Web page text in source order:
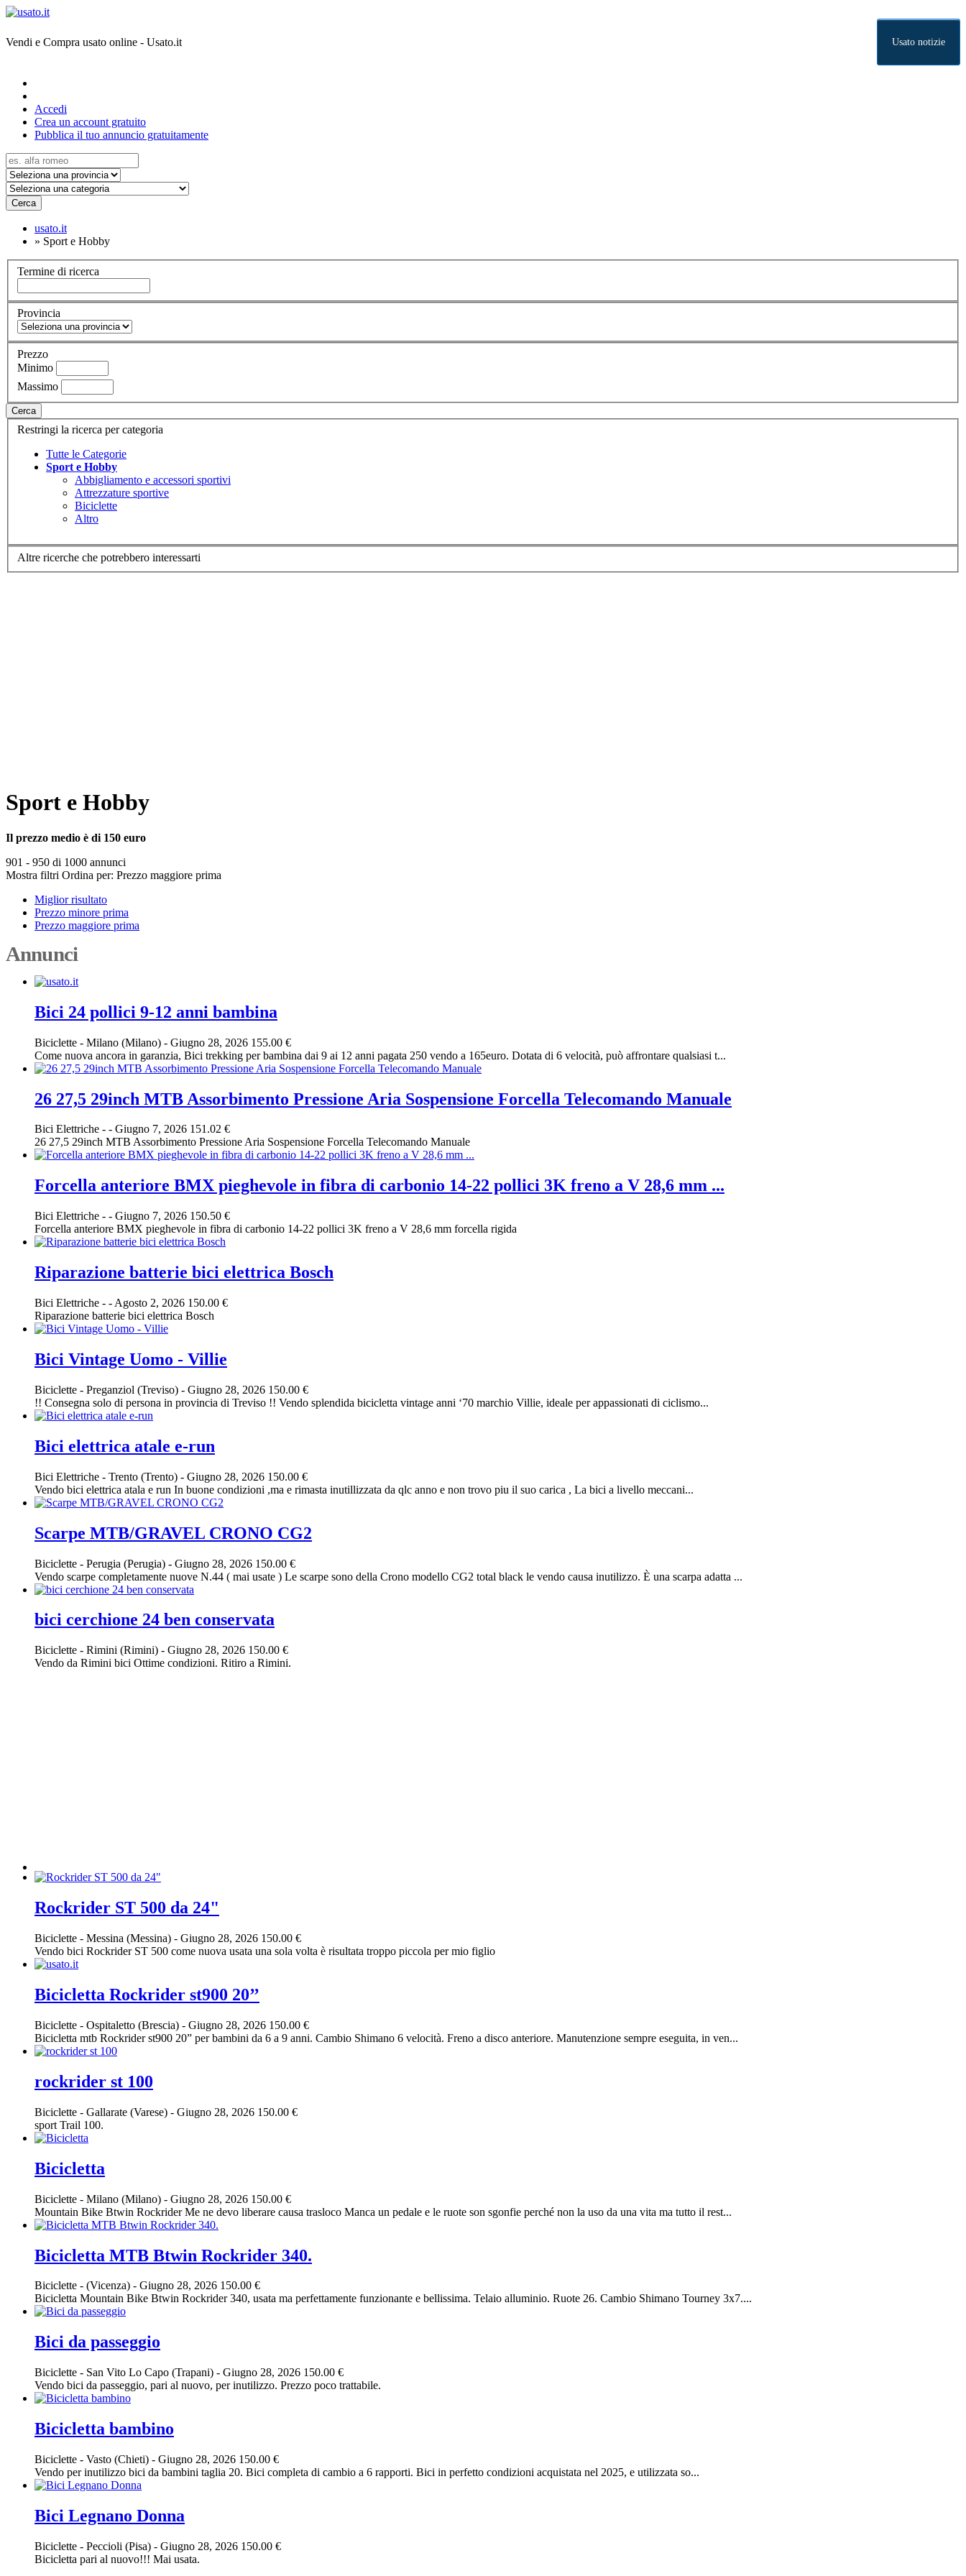
Vendi e Compra usato online - Usato.it Usato notizie
Accedi
Crea un account gratuito
Pubblica il tuo annuncio gratuitamente
Cerca
usato.it
» Sport e Hobby
Termine di ricerca
Provincia
Prezzo
Minimo
Massimo
Cerca
Restringi la ricerca per categoria
Tutte le Categorie
Sport e Hobby
Abbigliamento e accessori sportivi
Attrezzature sportive
Biciclette
Altro
Altre ricerche che potrebbero interessarti
Sport e Hobby
Il prezzo medio è di 150 euro
901 - 950 di 1000 annunci
Mostra filtri Ordina per: Prezzo maggiore prima
Miglior risultato
Prezzo minore prima
Prezzo maggiore prima
Annunci
Bici 24 pollici 9-12 anni bambina
Biciclette - Milano (Milano) - Giugno 28, 2026 155.00 €
Come nuova ancora in garanzia, Bici trekking per bambina dai 9 ai 12 anni pagata 250 vendo a 165euro. Dotata di 6 velocità, può affrontare qualsiasi t...
26 27,5 29inch MTB Assorbimento Pressione Aria Sospensione Forcella Telecomando Manuale
Bici Elettriche - - Giugno 7, 2026 151.02 €
26 27,5 29inch MTB Assorbimento Pressione Aria Sospensione Forcella Telecomando Manuale
Forcella anteriore BMX pieghevole in fibra di carbonio 14-22 pollici 3K freno a V 28,6 mm ...
Bici Elettriche - - Giugno 7, 2026 150.50 €
Forcella anteriore BMX pieghevole in fibra di carbonio 14-22 pollici 3K freno a V 28,6 mm forcella rigida
Riparazione batterie bici elettrica Bosch
Bici Elettriche - - Agosto 2, 2026 150.00 €
Riparazione batterie bici elettrica Bosch
Bici Vintage Uomo - Villie
Biciclette - Preganziol (Treviso) - Giugno 28, 2026 150.00 €
!! Consegna solo di persona in provincia di Treviso !! Vendo splendida bicicletta vintage anni ‘70 marchio Villie, ideale per appassionati di ciclismo...
Bici elettrica atale e-run
Bici Elettriche - Trento (Trento) - Giugno 28, 2026 150.00 €
Vendo bici elettrica atala e run In buone condizioni ,ma e rimasta inutillizzata da qlc anno e non trovo piu il suo carica , La bici a livello meccani...
Scarpe MTB/GRAVEL CRONO CG2
Biciclette - Perugia (Perugia) - Giugno 28, 2026 150.00 €
Vendo scarpe completamente nuove N.44 ( mai usate ) Le scarpe sono della Crono modello CG2 total black le vendo causa inutilizzo. È una scarpa adatta ...
bici cerchione 24 ben conservata
Biciclette - Rimini (Rimini) - Giugno 28, 2026 150.00 €
Vendo da Rimini bici Ottime condizioni. Ritiro a Rimini.
Rockrider ST 500 da 24"
Biciclette - Messina (Messina) - Giugno 28, 2026 150.00 €
Vendo bici Rockrider ST 500 come nuova usata una sola volta è risultata troppo piccola per mio figlio
Bicicletta Rockrider st900 20’’
Biciclette - Ospitaletto (Brescia) - Giugno 28, 2026 150.00 €
Bicicletta mtb Rockrider st900 20” per bambini da 6 a 9 anni. Cambio Shimano 6 velocità. Freno a disco anteriore. Manutenzione sempre eseguita, in ven...
rockrider st 100
Biciclette - Gallarate (Varese) - Giugno 28, 2026 150.00 €
sport Trail 100.
Bicicletta
Biciclette - Milano (Milano) - Giugno 28, 2026 150.00 €
Mountain Bike Btwin Rockrider Me ne devo liberare causa trasloco Manca un pedale e le ruote son sgonfie perché non la uso da una vita ma tutto il rest...
Bicicletta MTB Btwin Rockrider 340.
Biciclette - (Vicenza) - Giugno 28, 2026 150.00 €
Bicicletta Mountain Bike Btwin Rockrider 340, usata ma perfettamente funzionante e bellissima. Telaio alluminio. Ruote 26. Cambio Shimano Tourney 3x7....
Bici da passeggio
Biciclette - San Vito Lo Capo (Trapani) - Giugno 28, 2026 150.00 €
Vendo bici da passeggio, pari al nuovo, per inutilizzo. Prezzo poco trattabile.
Bicicletta bambino
Biciclette - Vasto (Chieti) - Giugno 28, 2026 150.00 €
Vendo per inutilizzo bici da bambini taglia 20. Bici completa di cambio a 6 rapporti. Bici in perfetto condizioni acquistata nel 2025, e utilizzata so...
Bici Legnano Donna
Biciclette - Peccioli (Pisa) - Giugno 28, 2026 150.00 €
Bicicletta pari al nuovo!!! Mai usata.